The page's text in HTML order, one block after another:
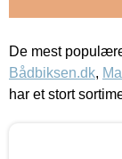
De mest
Bådbiksen.dk,
har et stort